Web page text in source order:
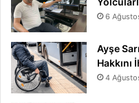
6
Ayşe
4